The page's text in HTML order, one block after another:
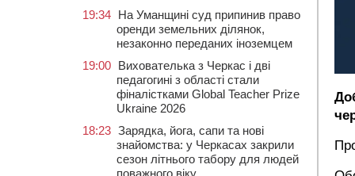
19:34 На Уманщині суд припинив право
оренди земельних ділянок,
незаконно переданих іноземцем
19:00 Вихователька з Черкас і дві
педагогині з області стали
фіналістками Global Teacher Prize
Ukraine 2026
18:23 Зарядка, йога, сапи та нові
знайомства: у Черкасах закрили
сезон літнього табору для людей
поважного віку